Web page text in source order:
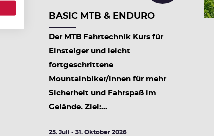
BASIC MTB & ENDURO
Der MTB Fahrtechnik Kurs für
Einsteiger und leicht
fortgeschrittene
Mountainbiker/innen für mehr
Sicherheit und Fahrspaß im
Gelände. Ziel:...
25. Juli - 31. Oktober 2026